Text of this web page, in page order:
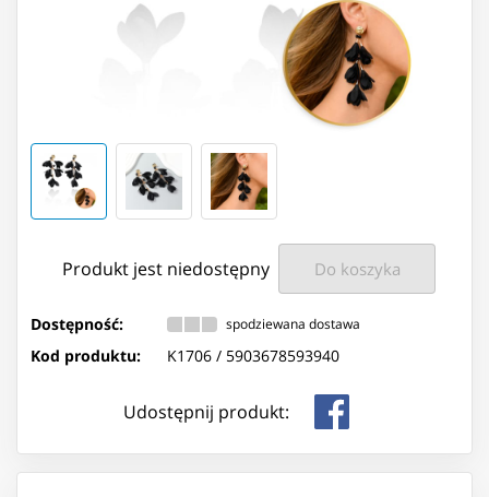
Produkt jest niedostępny Do koszyka
Dostępność: spodziewana dostawa
Kod produktu: K1706 / 5903678593940
Udostępnij produkt: